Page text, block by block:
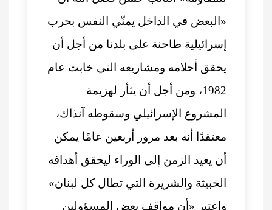
«البعض في الداخل يمنّي النفس بحرب
إسرائيلية طاحنة على بلدنا من أجل أن
يحقق أحلامه ومشاريعه التي خابت عام
1982، ومن أجل أن يثأر لهزيمة
المشروع الإسرائيلي وسقوطه آنذاك،
معتقدًا أنه بعد مرور أربعين عامًا يمكن
أن يعيد الزمن إلى الوراء ليحقق أهدافه
الخبيثة والشريرة التي تطال كل لبنان»
واعتبر «أن مواقف بعض المسؤولين